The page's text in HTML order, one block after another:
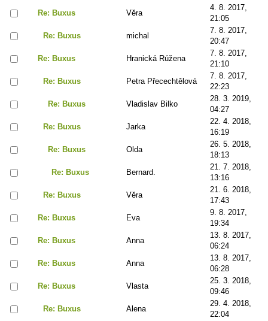
Re: Buxus
Věra
4. 8. 2017,
21:05
Re: Buxus
michal
7. 8. 2017,
20:47
Re: Buxus
Hranická Rúžena
7. 8. 2017,
21:10
Re: Buxus
Petra Přecechtělová
7. 8. 2017,
22:23
Re: Buxus
Vladislav Bilko
28. 3. 2019,
04:27
Re: Buxus
Jarka
22. 4. 2018,
16:19
Re: Buxus
Olda
26. 5. 2018,
18:13
Re: Buxus
Bernard.
21. 7. 2018,
13:16
Re: Buxus
Věra
21. 6. 2018,
17:43
Re: Buxus
Eva
9. 8. 2017,
19:34
Re: Buxus
Anna
13. 8. 2017,
06:24
Re: Buxus
Anna
13. 8. 2017,
06:28
Re: Buxus
Vlasta
25. 3. 2018,
09:46
Re: Buxus
Alena
29. 4. 2018,
22:04